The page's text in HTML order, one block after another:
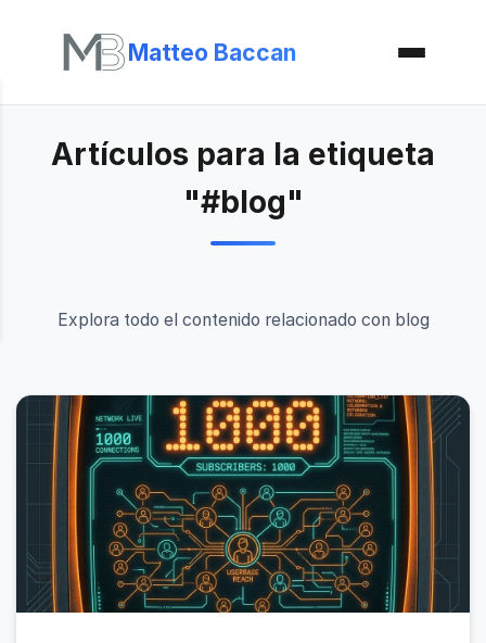
Matteo Baccan
Artículos para la etiqueta
"#blog"
Explora todo el contenido relacionado con blog